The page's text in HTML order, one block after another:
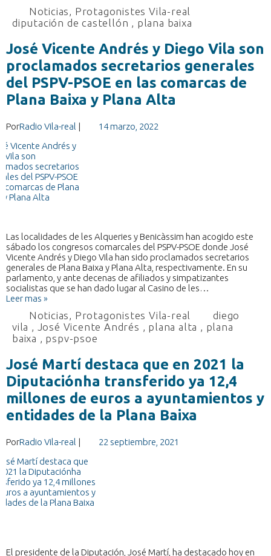
Noticias
Protagonistes Vila-real
diputación de castellón
plana baixa
José Vicente Andrés y Diego Vila son
proclamados secretarios generales
del PSPV-PSOE en las comarcas de
Plana Baixa y Plana Alta
PorRadio Vila-real | 14 marzo, 2022
Las localidades de les Alqueries y Benicàssim han acogido este
sábado los congresos comarcales del PSPV-PSOE donde José
Vicente Andrés y Diego Vila han sido proclamados secretarios
generales de Plana Baixa y Plana Alta, respectivamente. En su
parlamento, y ante decenas de afiliados y simpatizantes
socialistas que se han dado lugar al Casino de les…
Leer mas »
Noticias Protagonistes Vila-real
diego
vila
José Vicente Andrés plana alta
plana
baixa
pspv-psoe
José Martí destaca que en 2021 la
Diputaciónha transferido ya 12,4
millones de euros a ayuntamientos y
entidades de la Plana Baixa
PorRadio Vila-real | 22 septiembre, 2021
El presidente de la Diputación, José Martí, ha destacado hoy en